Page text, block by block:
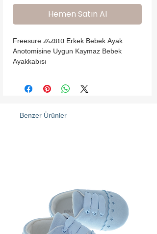
Hemen Satın Al
Freesure 242810 Erkek Bebek Ayak
Anotomisine Uygun Kaymaz Bebek
Ayakkabısı
Benzer Ürünler